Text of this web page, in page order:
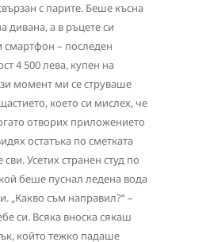
с парите. Беше късна
дивана, а в ръцете си
– последен
4 500 лева, купен на
момент ми се струваше
което си мислех, че
отворих приложението
остатъка по сметката
Усетих странен студ по
беше пуснал ледена вода
„Какво съм направил?“ –
си. Всяка вноска сякаш
който тежко падаше